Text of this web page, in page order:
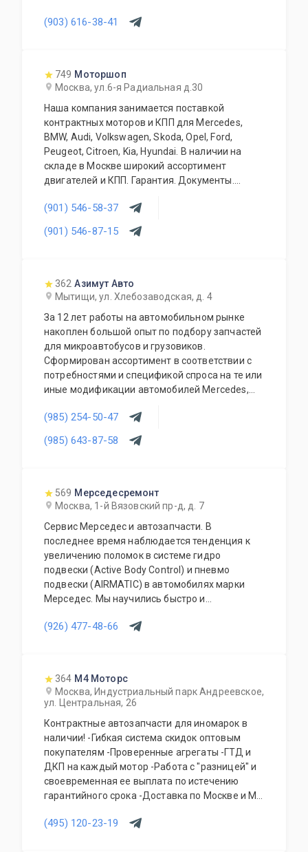
(903) 616-38-41
749 Моторшоп
Москва, ул.6-я Радиальная д.30
Наша компания занимается поставкой
контрактных моторов и КПП для Mercedes,
BMW, Audi, Volkswagen, Skoda, Opel, Ford,
Peugeot, Citroen, Kia, Hyundai. В наличии на
складе в Москве широкий ассортимент
двигателей и КПП. Гарантия. Документы.
регионами. Контрактные запчасти (кузовные
элементы, трансмиссия, ходовая часть,
тормозная система, электрика, оптика,
(901) 546-58-37
(901) 546-87-15
362 Азимут Авто
Мытищи, ул. Хлебозаводская, д. 4
За 12 лет работы на автомобильном рынке
накоплен большой опыт по подбору запчастей
для микроавтобусов и грузовиков.
Сформирован ассортимент в соответствии с
потребностями и спецификой спроса на те или
иные модификации автомобилей Mercedes,
коммерческих автомобилей различных
модификаций: Mercedes Benz Vito, Viano,
Sprinter, Vario, Atego, Volkswagen LT, Crafter,
Качественная продукция и доступные цены.
(985) 254-50-47
(985) 643-87-58
569 Мерседесремонт
Москва, 1-й Вязовский пр-д, д. 7
Сервис Мерседес и автозапчасти. В
последнее время наблюдается тенденция к
увеличению поломок в системе гидро
подвески (Active Body Control) и пневмо
подвески (AIRMATIC) в автомобилях марки
Мерседес. Мы научились быстро и
также другие не разборные и не
Также у нас имеются, в наличии или на заказ,
автозапчасти на все марки автомобилей
(926) 477-48-66
364 М4 Моторс
Москва, Индустриальный парк Андреевское,
ул. Центральная, 26
Контрактные автозапчасти для иномарок в
наличии! -Гибкая система скидок оптовым
покупателям -Проверенные агрегаты -ГТД и
ДКП на каждый мотор -Работа с "разницей" и
своевременная ее выплата по истечению
гарантийного срока -Доставка по Москве и МО
-Отправка в регионы по смене получателя с
(495) 120-23-19